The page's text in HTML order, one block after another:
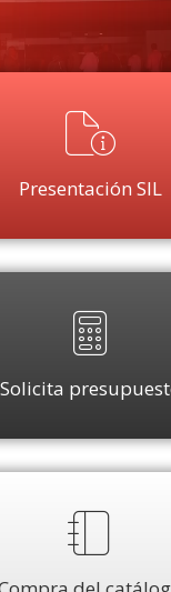
Presentación SIL
Solicita